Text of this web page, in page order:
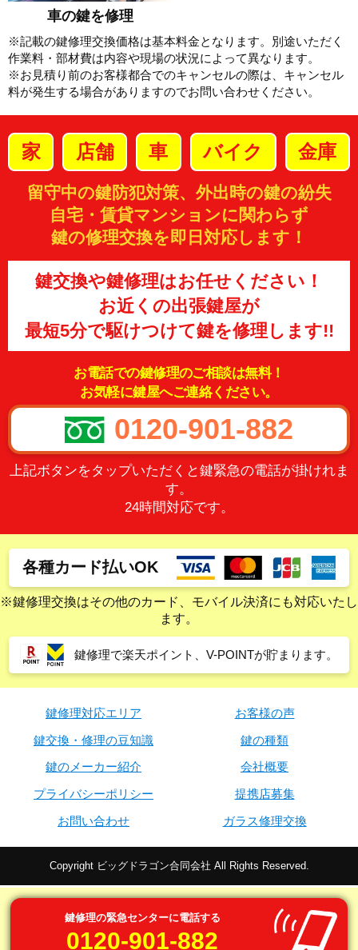
車の鍵を修理
※記載の鍵修理交換価格は基本料金となります。別途いただく
作業料・部材費は内容や現場の状況によって異なります。
※お見積り前のお客様都合でのキャンセルの際は、キャンセル
料が発生する場合がありますのでお問い合わせください。
家 店舗 車 バイク 金庫
留守中の鍵防犯対策、外出時の鍵の紛失
自宅・賃貸マンションに関わらず
鍵の修理交換を即日対応します！
鍵交換や鍵修理はお任せください！
お近くの出張鍵屋が
最短5分で駆けつけて鍵を修理します!!
お電話での鍵修理のご相談は無料！
お気軽に鍵屋へご連絡ください。
0120-901-882
上記ボタンをタップいただくと鍵緊急の電話が掛けれま
す。
24時間対応です。
各種カード払いOK
※鍵修理交換はその他のカード、モバイル決済にも対応いたし
ます。
鍵修理で楽天ポイント、V-POINTが貯まります。
鍵修理の緊急センターに電話する
0120-901-882
鍵修理対応エリア
お客様の声
鍵交換・修理の豆知識
鍵の種類
鍵のメーカー紹介
会社概要
プライバシーポリシー
提携店募集
お問い合わせ
ガラス修理交換
Copyright ビッグドラゴン合同会社 All Rights Reserved.